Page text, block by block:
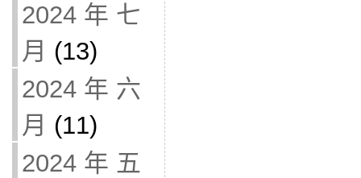
2024 年 七
月 (13)
2024 年 六
月 (11)
2024 年 五